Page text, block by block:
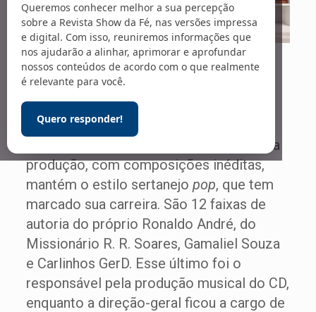
Queremos conhecer melhor a sua percepção
sobre a Revista Show da Fé, nas versões impressa
e digital. Com isso, reuniremos informações que
nos ajudarão a alinhar, aprimorar e aprofundar
nossos conteúdos de acordo com o que realmente
é relevante para você.
Quero responder!
No caminho certo
O cantor e compositor Ronaldo André
acaba de lançar seu mais recente álbum
. A nova
produção, com composições inéditas,
mantém o estilo sertanejo pop, que tem
marcado sua carreira. São 12 faixas de
autoria do próprio Ronaldo André, do
Missionário R. R. Soares, Gamaliel Souza
e Carlinhos GerD. Esse último foi o
responsável pela produção musical do CD,
enquanto a direção-geral ficou a cargo de